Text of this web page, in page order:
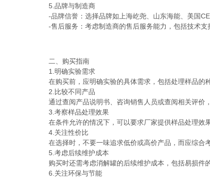
5.品牌与制造商
-品牌信誉：选择品牌如上海屹尧、山东海能、美国
-售后服务：考虑制造商的售后服务能力，包括技术支
二、购买指南
1.明确实验需求
在购买前，应明确实验的具体需求，包括处理样品的
2.比较不同产品
通过查阅产品说明书、咨询销售人员或查阅相关评价，
3.考察样品处理效果
在条件允许的情况下，可以要求厂家提供样品处理效
4.关注性价比
在选择时，不要一味追求低价或高价产品，而应综合
5.考虑后续维护成本
购买时还需考虑消解罐的后续维护成本，包括易损件的
6.关注环保与节能